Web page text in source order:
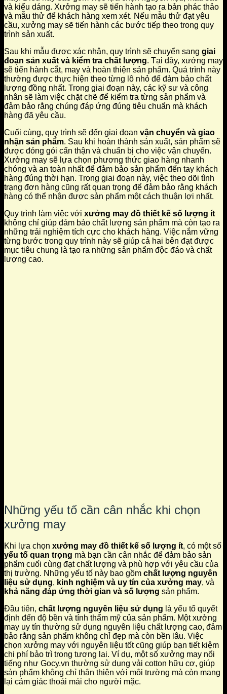
và kiểu dáng. Xưởng may sẽ tiến hành tạo ra bản phác thảo
và mẫu thử để khách hàng xem xét. Nếu mẫu thử đạt yêu
cầu, xưởng may sẽ tiến hành các bước tiếp theo trong quy
trình sản xuất.
Sau khi mẫu được xác nhận, quy trình sẽ chuyển sang giai
đoạn sản xuất và kiểm tra chất lượng. Tại đây, xưởng may
sẽ tiến hành cắt, may và hoàn thiện sản phẩm. Quá trình này
thường được thực hiện theo từng lô nhỏ để đảm bảo chất
lượng đồng nhất. Trong giai đoạn này, các kỹ sư và công
nhân sẽ làm việc chặt chẽ để kiểm tra từng sản phẩm và
đảm bảo rằng chúng đáp ứng đúng tiêu chuẩn mà khách
hàng đã yêu cầu.
Cuối cùng, quy trình sẽ đến giai đoạn vận chuyển và giao
nhận sản phẩm. Sau khi hoàn thành sản xuất, sản phẩm sẽ
được đóng gói cẩn thận và chuẩn bị cho việc vận chuyển.
Xưởng may sẽ lựa chọn phương thức giao hàng nhanh
chóng và an toàn nhất để đảm bảo sản phẩm đến tay khách
hàng đúng thời hạn. Trong giai đoạn này, việc theo dõi tình
trạng đơn hàng cũng rất quan trọng để đảm bảo rằng khách
hàng có thể nhận được sản phẩm một cách thuận lợi nhất.
Quy trình làm việc với xưởng may đồ thiết kế số lượng ít
không chỉ giúp đảm bảo chất lượng sản phẩm mà còn tạo ra
những trải nghiệm tích cực cho khách hàng. Việc nắm vững
từng bước trong quy trình này sẽ giúp cả hai bên đạt được
mục tiêu chung là tạo ra những sản phẩm độc đáo và chất
lượng cao.
Những yếu tố cần cân nhắc khi chọn
xưởng may
Khi lựa chọn xưởng may đồ thiết kế số lượng ít, có một số
yếu tố quan trọng mà bạn cần cân nhắc để đảm bảo sản
phẩm cuối cùng đạt chất lượng và phù hợp với yêu cầu của
thị trường. Những yếu tố này bao gồm chất lượng nguyên
liệu sử dụng, kinh nghiệm và uy tín của xưởng may, và
khả năng đáp ứng thời gian và số lượng sản phẩm.
Đầu tiên, chất lượng nguyên liệu sử dụng là yếu tố quyết
định đến độ bền và tính thẩm mỹ của sản phẩm. Một xưởng
may uy tín thường sử dụng nguyên liệu chất lượng cao, đảm
bảo rằng sản phẩm không chỉ đẹp mà còn bền lâu. Việc
chọn xưởng may với nguyên liệu tốt cũng giúp bạn tiết kiệm
chi phí bảo trì trong tương lai. Ví dụ, một số xưởng may nổi
tiếng như Gocy.vn thường sử dụng vải cotton hữu cơ, giúp
sản phẩm không chỉ thân thiện với môi trường mà còn mang
lại cảm giác thoải mái cho người mặc.